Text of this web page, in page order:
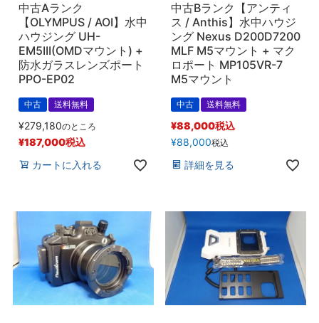
中古Aランク
【OLYMPUS / AOI】水中
ハウジング UH-
EM5III(OMDマウント) +
防水ガラスレンズポート
PPO-EP02
中古 送料無料
¥279,180のところ
¥187,000税込
カートに入れる
中古Bランク【アンティ
ス / Anthis】水中ハウジ
ング Nexus D200D7200
MLF M5マウント + マク
ロポート MP105VR-7
M5マウント
中古 送料無料
¥88,000税込
¥88,000税込
詳細を見る